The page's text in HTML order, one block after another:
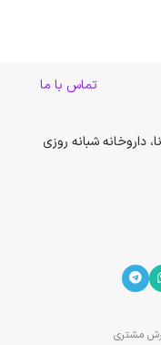
تماس با ما
داروخانه شبانه روزی
مشتری